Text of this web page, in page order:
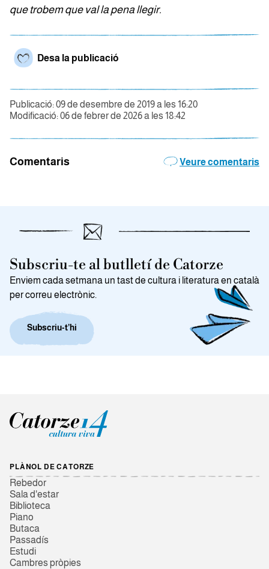
que trobem que val la pena llegir.
Desa la publicació
Publicació: 09 de desembre de 2019 a les 16:20
Modificació: 06 de febrer de 2026 a les 18:42
Comentaris Veure comentaris
Subscriu-te al butlletí de Catorze
Enviem cada setmana un tast de cultura i literatura en català
per correu electrònic.
Subscriu-t’hi
PLÀNOL DE CATORZE
Rebedor
Sala d'estar
Biblioteca
Piano
Butaca
Passadís
Estudi
Cambres pròpies